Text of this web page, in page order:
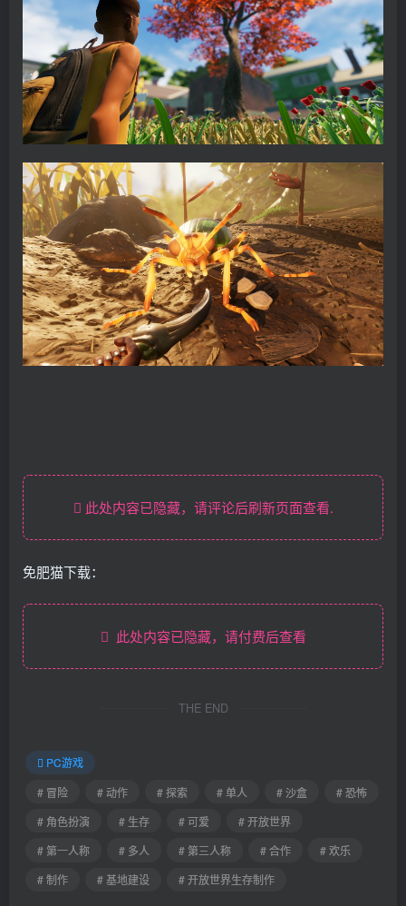
此处内容已隐藏，请评论后刷新页面查看.
免肥猫下载：
此处内容已隐藏，请付费后查看
THE END
PC游戏
# 冒险
# 动作 # 探索 # 单人 # 沙盒
# 恐怖
# 角色扮演
# 生存 # 可爱
# 开放世界
# 第一人称
# 多人 # 第三人称 # 合作
# 欢乐
# 制作
# 基地建设 # 开放世界生存制作